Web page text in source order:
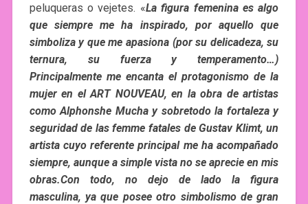
peluqueras o vejetes. «La figura femenina es algo
que siempre me ha inspirado, por aquello que
simboliza y que me apasiona (por su delicadeza, su
ternura, su fuerza y temperamento…)
Principalmente me encanta el protagonismo de la
mujer en el ART NOUVEAU, en la obra de artistas
como Alphonshe Mucha y sobretodo la fortaleza y
seguridad de las femme fatales de Gustav Klimt, un
artista cuyo referente principal me ha acompañado
siempre, aunque a simple vista no se aprecie en mis
obras.Con todo, no dejo de lado la figura
masculina, ya que posee otro simbolismo de gran